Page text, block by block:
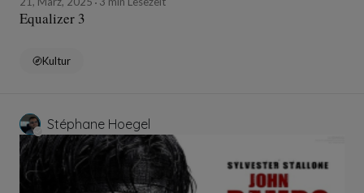
Equalizer 3
Kultur
Stéphane Hoegel